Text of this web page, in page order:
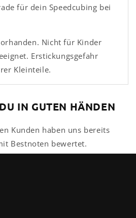
für dein Speedcubing bei
Nicht für Kinder
Erstickungsgefahr
Kleinteile.
IN GUTEN HÄNDEN
Kunden haben uns bereits
Bestnoten bewertet.